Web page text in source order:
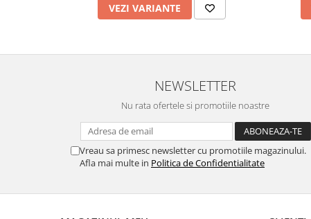
VEZI VARIANTE
NEWSLETTER
Nu rata ofertele si promotiile noastre
Vreau sa primesc newsletter cu promotiile magazinului.
Afla mai multe in Politica de Confidentialitate